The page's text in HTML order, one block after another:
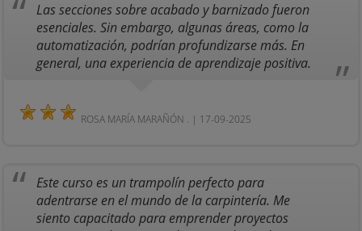
Las secciones sobre acabado y barnizado fueron
esenciales. Sin embargo, algunas áreas, como la
automatización, podrían profundizarse más. En
general, una experiencia de aprendizaje positiva.
ROSA MARÍA MARAÑÓN . | 17-09-2025
Este curso es un trampolín perfecto para
adentrarse en el mundo de la carpintería. Me
siento capacitado para emprender proyectos